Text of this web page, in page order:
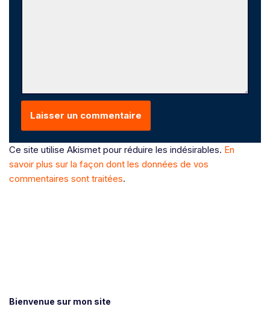
Ce site utilise Akismet pour réduire les indésirables. En
savoir plus sur la façon dont les données de vos
commentaires sont traitées.
Bienvenue sur mon site